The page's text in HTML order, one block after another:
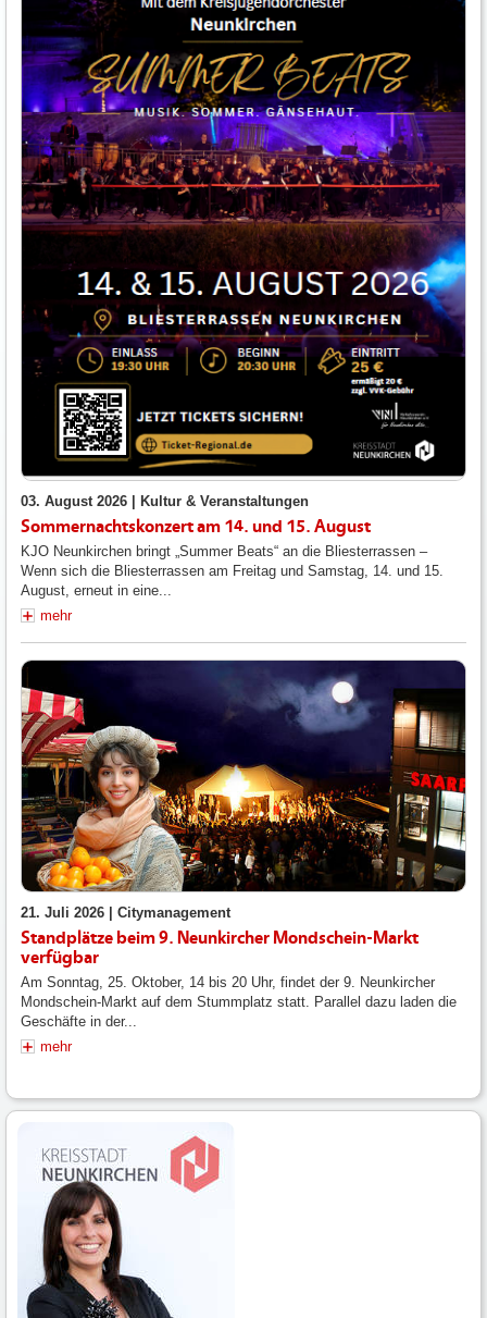
03. August 2026 | Kultur & Veranstaltungen
Sommernachtskonzert am 14. und 15. August
KJO Neunkirchen bringt „Summer Beats“ an die Bliesterrassen –
Wenn sich die Bliesterrassen am Freitag und Samstag, 14. und 15.
August, erneut in eine...
mehr
21. Juli 2026 | Citymanagement
Standplätze beim 9. Neunkircher Mondschein-Markt
verfügbar
Am Sonntag, 25. Oktober, 14 bis 20 Uhr, findet der 9. Neunkircher
Mondschein-Markt auf dem Stummplatz statt. Parallel dazu laden die
Geschäfte in der...
mehr